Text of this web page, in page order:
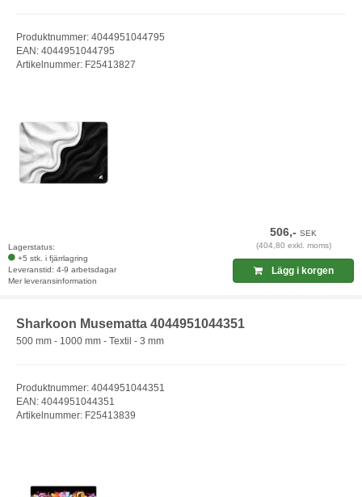
Produktnummer: 4044951044795
EAN: 4044951044795
Artikelnummer: F25413827
Lagerstatus:
+5 stk. i fjärrlagring
Leveranstid: 4-9 arbetsdagar
Mer leveransinformation
506,-SEK
(404,80 exkl. moms)
Lägg i korgen
Sharkoon Musematta 4044951044351
500 mm - 1000 mm - Textil - 3 mm
Produktnummer: 4044951044351
EAN: 4044951044351
Artikelnummer: F25413839